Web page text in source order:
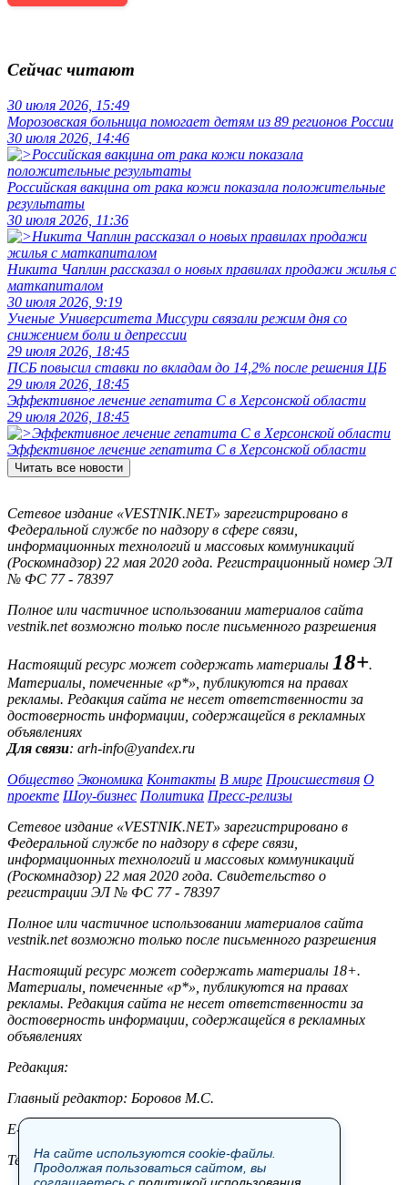
Сейчас читают
30 июля 2026, 15:49
Морозовская больница помогает детям из 89 регионов России
30 июля 2026, 14:46
Российская вакцина от рака кожи показала положительные
результаты
30 июля 2026, 11:36
Никита Чаплин рассказал о новых правилах продажи жилья с
маткапиталом
30 июля 2026, 9:19
Ученые Университета Миссури связали режим дня со
снижением боли и депрессии
29 июля 2026, 18:45
ПСБ повысил ставки по вкладам до 14,2% после решения ЦБ
29 июля 2026, 18:45
Эффективное лечение гепатита C в Херсонской области
29 июля 2026, 18:45
Эффективное лечение гепатита C в Херсонской области
Читать все новости
Сетевое издание «VESTNIK.NET» зарегистрировано в
Федеральной службе по надзору в сфере связи,
информационных технологий и массовых коммуникаций
(Роскомнадзор) 22 мая 2020 года. Регистрационный номер ЭЛ
№ ФС 77 - 78397
Полное или частичное использовании материалов сайта
vestnik.net возможно только после письменного разрешения
Настоящий ресурс может содержать материалы 18+.
Материалы, помеченные «р*», публикуются на правах
рекламы. Редакция сайта не несет ответственности за
достоверность информации, содержащейся в рекламных
объявлениях
Для связи: arh-info@yandex.ru
Общество Экономика Контакты В мире Происшествия О
проекте Шоу-бизнес Политика Пресс-релизы
Сетевое издание «VESTNIK.NET» зарегистрировано в
Федеральной службе по надзору в сфере связи,
информационных технологий и массовых коммуникаций
(Роскомнадзор) 22 мая 2020 года. Свидетельство о
регистрации ЭЛ № ФС 77 - 78397
Полное или частичное использовании материалов сайта
vestnik.net возможно только после письменного разрешения
Настоящий ресурс может содержать материалы 18+.
Материалы, помеченные «р*», публикуются на правах
рекламы. Редакция сайта не несет ответственности за
достоверность информации, содержащейся в рекламных
объявлениях
Редакция:
Главный редактор: Боровов М.С.
E-mail: site@vestnik.net, reb.msk@yandex.ru
Тел.: +7 (921) 720-00-97
На сайте используются cookie-файлы.
Продолжая пользоваться сайтом, вы